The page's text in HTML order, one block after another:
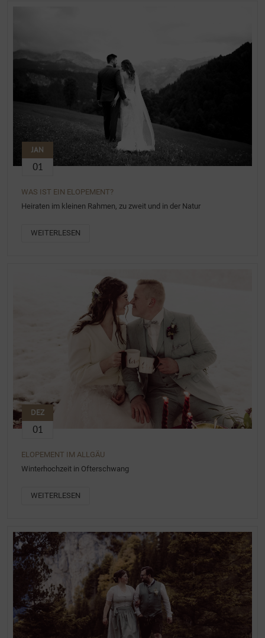
JAN
01
WAS IST EIN ELOPEMENT?
Heiraten im kleinen Rahmen, zu zweit und in der Natur
WEITERLESEN
DEZ
01
ELOPEMENT IM ALLGÄU
Winterhochzeit in Ofterschwang
WEITERLESEN